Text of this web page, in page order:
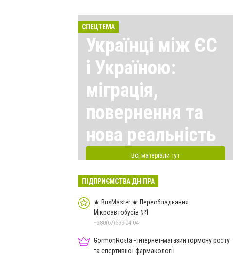
СПЕЦТЕМА
Українці між ЄС
і Україною:
міграція,
повернення та
нова реальність
Всі матеріали тут
ПІДПРИЄМСТВА ДНІПРА
★ BusMaster ★ Переобладнання
Мікроавтобусів №1
+380(67)599-04-04
GormonRosta - інтернет-магазин гормону росту
та спортивної фармакології